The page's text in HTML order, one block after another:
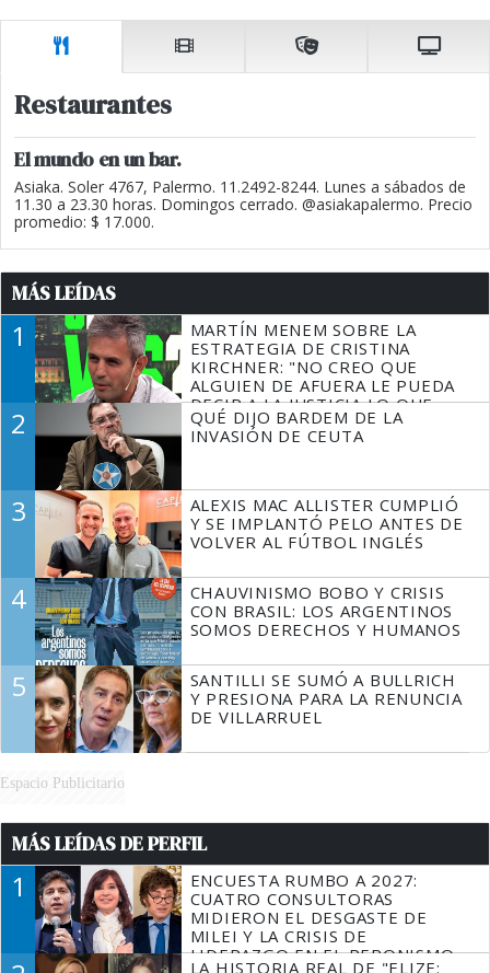
Restaurantes
El mundo en un bar.
Asiaka. Soler 4767, Palermo. 11.2492-8244. Lunes a sábados de
11.30 a 23.30 horas. Domingos cerrado. @asiakapalermo. Precio
promedio: $ 17.000.
MÁS LEÍDAS
1
MARTÍN MENEM SOBRE LA
ESTRATEGIA DE CRISTINA
KIRCHNER: "NO CREO QUE
ALGUIEN DE AFUERA LE PUEDA
DECIR A LA JUSTICIA LO QUE
TIENE QUE HACER"
2
QUÉ DIJO BARDEM DE LA
INVASIÓN DE CEUTA
3
ALEXIS MAC ALLISTER CUMPLIÓ
Y SE IMPLANTÓ PELO ANTES DE
VOLVER AL FÚTBOL INGLÉS
4
CHAUVINISMO BOBO Y CRISIS
CON BRASIL: LOS ARGENTINOS
SOMOS DERECHOS Y HUMANOS
5
SANTILLI SE SUMÓ A BULLRICH
Y PRESIONA PARA LA RENUNCIA
DE VILLARRUEL
Espacio Publicitario
MÁS LEÍDAS DE PERFIL
1
ENCUESTA RUMBO A 2027:
CUATRO CONSULTORAS
MIDIERON EL DESGASTE DE
MILEI Y LA CRISIS DE
LIDERAZGO EN EL PERONISMO
LA HISTORIA REAL DE "ELIZE: